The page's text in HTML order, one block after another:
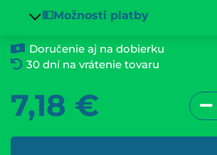
💵Možnosti platby
Doručenie aj na dobierku
30 dní na vrátenie tovaru
7,18 €